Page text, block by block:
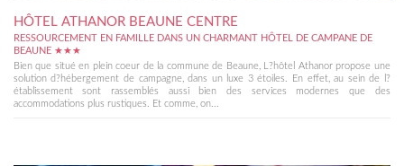
HÔTEL ATHANOR BEAUNE CENTRE
RESSOURCEMENT EN FAMILLE DANS UN CHARMANT HÔTEL DE CAMPANE DE
BEAUNE ★★★
Bien que situé en plein coeur de la commune de Beaune, L?hôtel Athanor propose une
solution d?hébergement de campagne, dans un luxe 3 étoiles. En effet, au sein de l?
établissement sont rassemblés aussi bien des services modernes que des
accommodations plus rustiques. Et comme, on...